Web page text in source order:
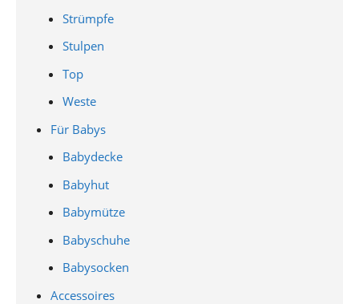
Strümpfe
Stulpen
Top
Weste
Für Babys
Babydecke
Babyhut
Babymütze
Babyschuhe
Babysocken
Accessoires